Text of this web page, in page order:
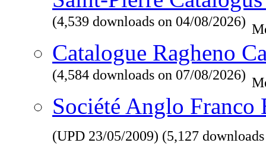
(4,539 downloads on 04/08/2026)
Catalogue Ragheno
(4,584 downloads on 07/08/2026)
Société Anglo
(UPD 23/05/2009) (5,127